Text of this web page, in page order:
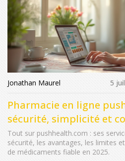
Jonathan Maurel 5
Pharmacie en ligne
sécurité, simplicité et
Tout sur pushhealth.com : ses
sécurité, les avantages, les limites
de médicaments fiable en 2025.